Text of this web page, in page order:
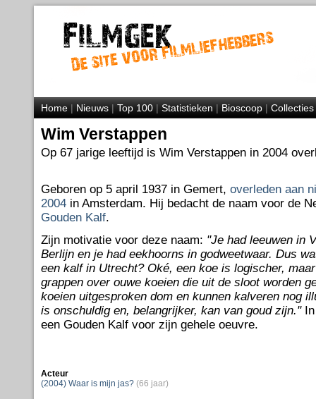
Home|Nieuws|Top 100|Statistieken|Bioscoop|Collecties
Wim Verstappen
Op 67 jarige leeftijd is Wim Verstappen in 2004
Geboren op 5 april 1937 in Gemert, overleden aan
2004in Amsterdam. Hij bedacht de naam voor de
Gouden Kalf.
Zijn motivatie voor deze naam: "Je had leeuwen in
Berlijn en je had eekhoorns in godweetwaar. Dus
een kalf in Utrecht? Oké, een koe is logischer,
grappen over ouwe koeien die uit de sloot worden
koeien uitgesproken dom en kunnen kalveren nog
is onschuldig en, belangrijker, kan van goud zijn."In
een Gouden Kalf voor zijn gehele oeuvre.
Acteur
(2004) Waar is mijn jas? (66 jaar)